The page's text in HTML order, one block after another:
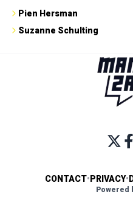
Pien Hersman
Suzanne Schulting
CONTACT• PRIVACY•
Powered